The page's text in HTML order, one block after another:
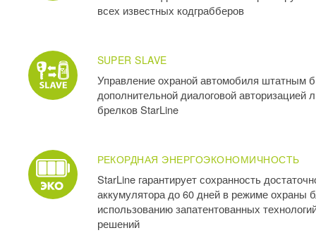
всех известных кодграбберов
SUPER SLAVE
Управление охраной автомобиля штатным
дополнительной диалоговой авторизацией
брелков StarLine
РЕКОРДНАЯ ЭНЕРГОЭКОНОМИЧНОСТЬ
StarLine гарантирует сохранность
аккумулятора до 60 дней в режиме охраны
использованию запатентованных
решений